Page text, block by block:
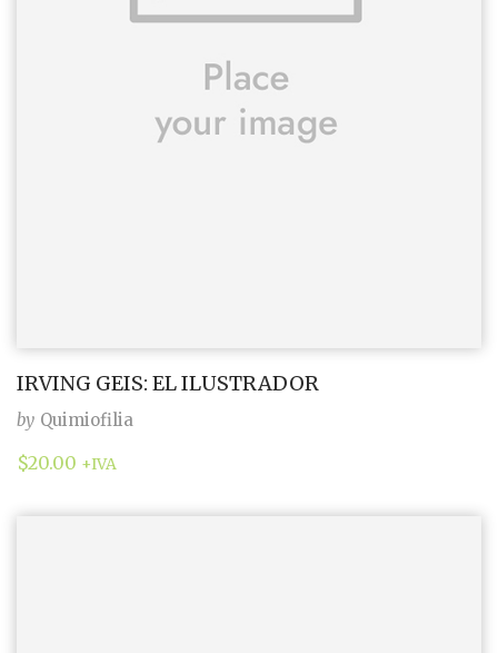
IRVING GEIS: EL ILUSTRADOR
by Quimiofilia
$20.00 +IVA